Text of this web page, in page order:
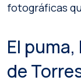
fotográficas
El
de